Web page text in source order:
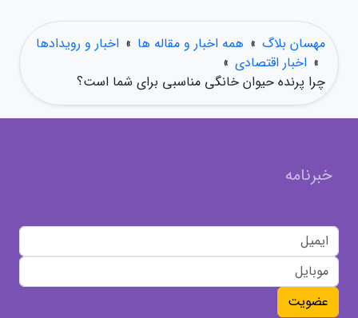
مهسان بلاگ » همه اخبار و مقاله ها » اخبار و رویدادها
» اخبار اقتصادی »
چرا پرنده حیوان خانگی مناسبی برای شما است؟
خبرنامه
عضویت